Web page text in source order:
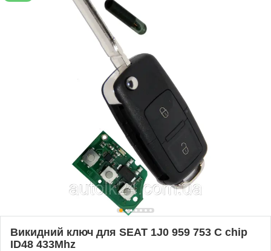
Викидний ключ для SEAT 1J0 959 753 C chip
ID48 433Mhz